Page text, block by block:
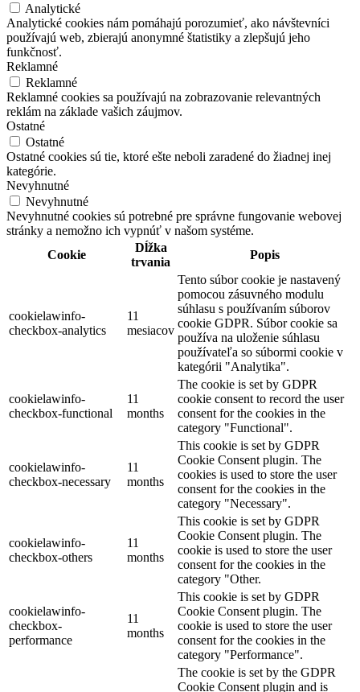
Analytické
Analytické cookies nám pomáhajú porozumieť, ako návštevníci
používajú web, zbierajú anonymné štatistiky a zlepšujú jeho
funkčnosť.
Reklamné
Reklamné
Reklamné cookies sa používajú na zobrazovanie relevantných
reklám na základe vašich záujmov.
Ostatné
Ostatné
Ostatné cookies sú tie, ktoré ešte neboli zaradené do žiadnej inej
kategórie.
Nevyhnutné
Nevyhnutné
Nevyhnutné cookies sú potrebné pre správne fungovanie webovej
stránky a nemožno ich vypnúť v našom systéme.
Cookie
Dĺžka
trvania
Popis
cookielawinfo-
checkbox-analytics
11
mesiacov
Tento súbor cookie je nastavený
pomocou zásuvného modulu
súhlasu s používaním súborov
cookie GDPR. Súbor cookie sa
používa na uloženie súhlasu
používateľa so súbormi cookie v
kategórii "Analytika".
cookielawinfo-
checkbox-functional
11
months
The cookie is set by GDPR
cookie consent to record the user
consent for the cookies in the
category "Functional".
cookielawinfo-
checkbox-necessary
11
months
This cookie is set by GDPR
Cookie Consent plugin. The
cookies is used to store the user
consent for the cookies in the
category "Necessary".
cookielawinfo-
checkbox-others
11
months
This cookie is set by GDPR
Cookie Consent plugin. The
cookie is used to store the user
consent for the cookies in the
category "Other.
cookielawinfo-
checkbox-
performance
11
months
This cookie is set by GDPR
Cookie Consent plugin. The
cookie is used to store the user
consent for the cookies in the
category "Performance".
The cookie is set by the GDPR
Cookie Consent plugin and is